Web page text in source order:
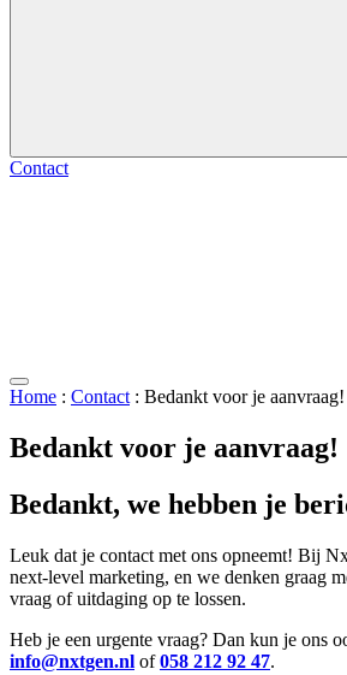
Contact
Home : Contact : Bedankt voor je aanvraag!
Bedankt voor je aanvraag!
Bedankt, we hebben je
Leuk dat je contact met ons opneemt! Bij
next-level marketing, en we denken graag
vraag of uitdaging op te lossen.
Heb je een urgente vraag? Dan kun je ons
info@nxtgen.nl of058 212 92 47.